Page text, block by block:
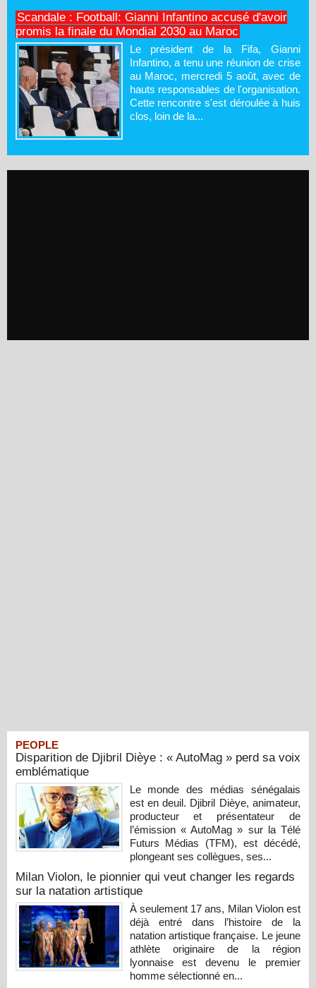
Scandale : Football: Gianni Infantino accusé d'avoir
promis la finale du Mondial 2030 au Maroc
Le président de la Fifa, Gianni
Infantino, a tenu une réunion de crise
au Maroc, mercredi 5 août, avec de
hauts responsables de l'organisation.
Cette rencontre s'est déroulée à huis
clos, loin de la...
PEOPLE
Disparition de Djibril Dièye : « AutoMag » perd sa voix
emblématique
Le monde des médias sénégalais
est en deuil. Djibril Dièye, animateur,
producteur et présentateur de
l’émission « AutoMag » sur la Télé
Futurs Médias (TFM), est décédé,
plongeant ses collègues, ses...
Milan Violon, le pionnier qui veut changer les regards
sur la natation artistique
À seulement 17 ans, Milan Violon est
déjà entré dans l’histoire de la
natation artistique française. Le jeune
athlète originaire de la région
lyonnaise est devenu le premier
homme sélectionné en...